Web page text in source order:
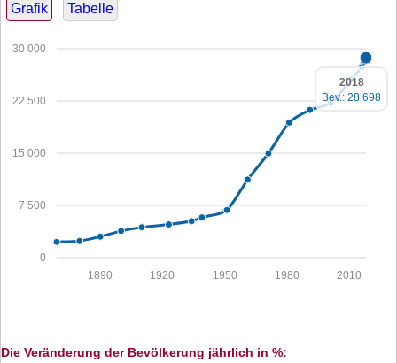
Grafik Tabelle
0
7 500
15 000
22 500
30 000
2010
1980
1950
1920
1890
2018
Bev.: 28 698
Die Veränderung der Bevölkerung jährlich in %: